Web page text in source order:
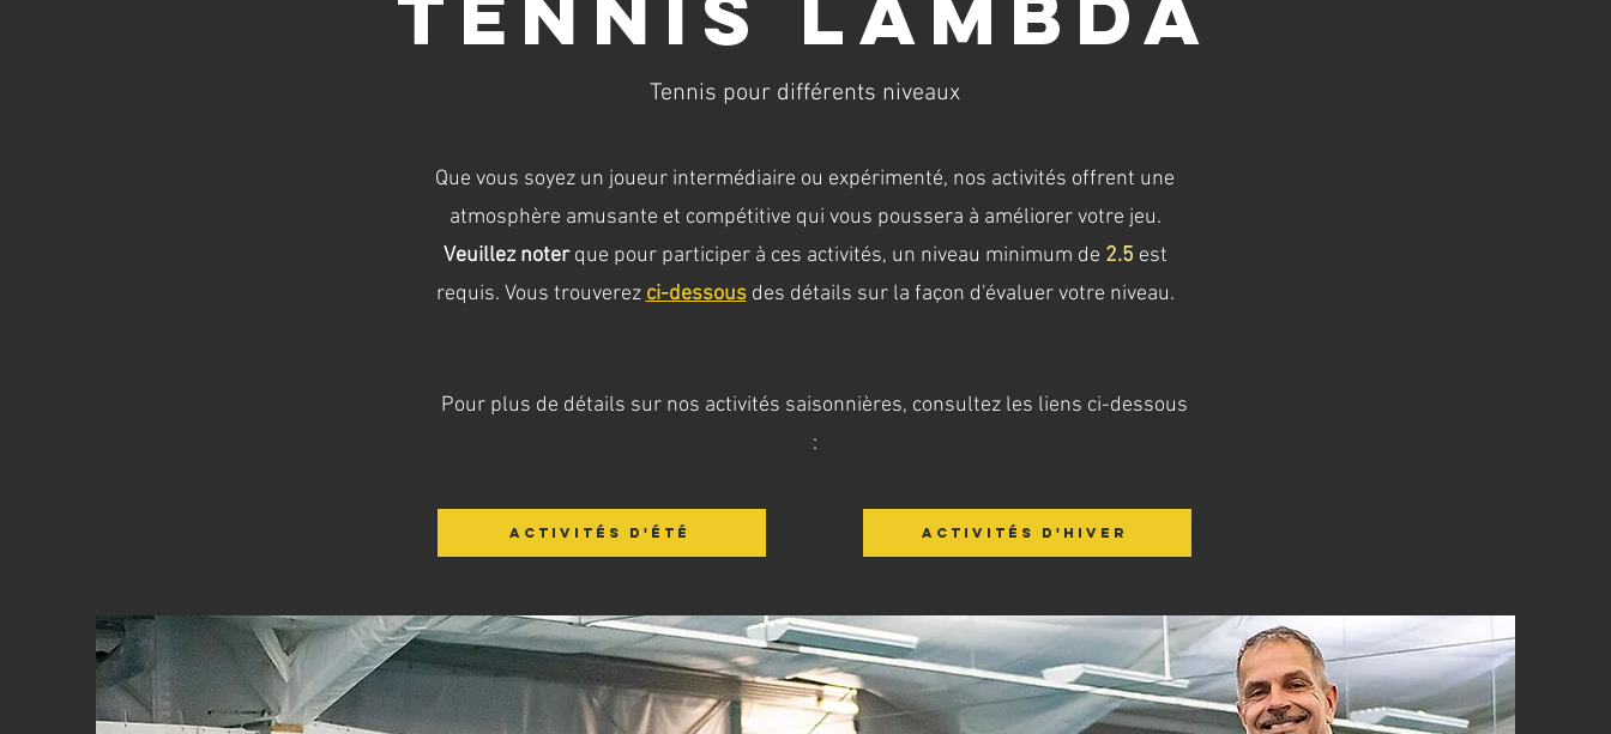
Tennis pour différents niveaux
Que vous soyez un joueur intermédiaire ou expérimenté, nos activités offrent une
atmosphère amusante et compétitive qui vous poussera à améliorer votre jeu.
Veuillez noterque pour participer à ces activités, un niveau minimum de 2.5 est
requis. Vous trouverez ci-dessous des détails sur la façon d'évaluer votre niveau.
Pour plus de détails sur nos activités saisonnières, consultez les liens ci-dessous
:
ACTIVITÉS D'ÉTÉ ACTIVITÉS D'HIVER